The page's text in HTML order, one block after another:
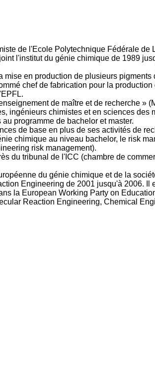
de l'Ecole Polytechnique Fédérale de
l'institut du génie chimique de 1989
en production de plusieurs
chef de fabrication pour la
de maître et de recherche »
ingénieurs chimistes et en sciences des
programme de bachelor et master.
de base en plus de ses activités de
chimique au niveau bachelor, le risk
risk management).
du tribunal de l'ICC (chambre de
du génie chimique et de la
Engineering de 2001 jusqu'à 2006. Il
la European Working Party on
Reaction Engineering, Chemical